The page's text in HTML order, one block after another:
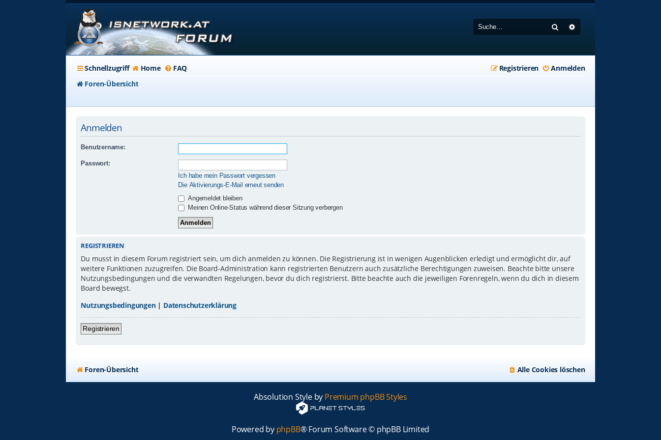
Suche
Schnellzugriff Home FAQ Anmelden
Registrieren
Foren-Übersicht
Anmelden
Benutzername:
Passwort:
Ich habe mein Passwort vergessen
Die Aktivierungs-E-Mail erneut senden
Angemeldet bleiben
Meinen Online-Status während dieser Sitzung verbergen
REGISTRIEREN
Du musst in diesem Forum registriert sein, um dich anmelden zu können. Die Registrierung ist in wenigen Augenblicken erledigt und ermöglicht dir, auf
weitere Funktionen zuzugreifen. Die Board-Administration kann registrierten Benutzern auch zusätzliche Berechtigungen zuweisen. Beachte bitte unsere
Nutzungsbedingungen und die verwandten Regelungen, bevor du dich registrierst. Bitte beachte auch die jeweiligen Forenregeln, wenn du dich in diesem
Board bewegst.
Nutzungsbedingungen| Datenschutzerklärung
Registrieren
Foren-Übersicht Alle Cookies löschen
Absolution Style by Premium phpBB Styles
Powered by phpBB® Forum Software © phpBB Limited